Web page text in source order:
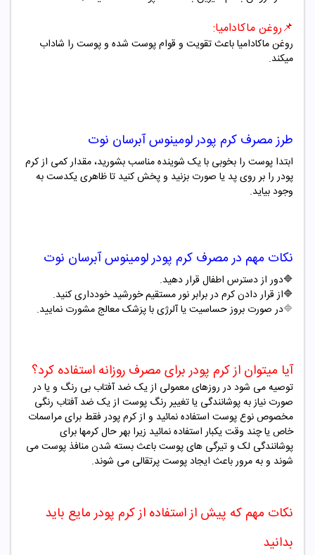
📌روغن ماکادامیا:
روغن ماکادامیا باعث تقویت و قوام پوست شده و پوست را شاداب
میکند.
طرز مصرف کرم پودر لومینوس آبرسان نوت
ابتدا پوست را بخوبی با یک شوینده مناسب بشورید، مقدار کمی از کرم
پودر را بر روی پد یا صورت بزنید و پخش کنید تا ظاهری یکدست به
وجود بیاید.
نکات مهم در مصرف کرم پودر لومینوس آبرسان نوت
🔷دور از دسترس اطفال قرار دهید.
🔷از قرار دادن کرم در برابر نور مستقیم خورشید خودداری کنید.
🔷در صورت بروز حساسیت یا آلرژی با پزشک معالج مشورت نمایید.
آیا میتوان از کرم پودر برای مصرف روزانه استفاده کرد؟
توصیه می شود در روزهای معمولی از یک ضد آفتاب بی رنگ و یا در
صورت نیاز به پوشانندگی یا تغییر رنگ پوست از یک ضد آفتاب رنگی
مخصوص نوع پوست استفاده نمائید و از کرم پودر فقط برای مراسمات
خاص یا چند وقت یکبار استفاده نمائید زیرا بهر حال کرمها برای
پوشانندگی لک و تیرگی های پوست باعث بسته شدن منافذ پوست می
شوند و به مرور باعث ایجاد پوست پرتقالی می شوند.
نکات مهم که پیش از استفاده از کرم پودر مایع باید
بدانید